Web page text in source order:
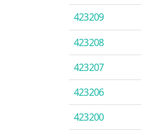
423209
423208
423207
423206
423200